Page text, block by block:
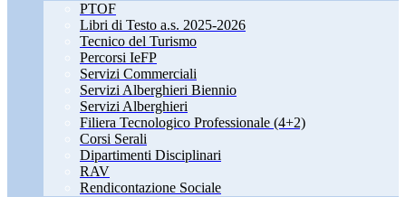
PTOF
Libri di Testo a.s. 2025-2026
Tecnico del Turismo
Percorsi IeFP
Servizi Commerciali
Servizi Alberghieri Biennio
Servizi Alberghieri
Filiera Tecnologico Professionale (4+2)
Corsi Serali
Dipartimenti Disciplinari
RAV
Rendicontazione Sociale